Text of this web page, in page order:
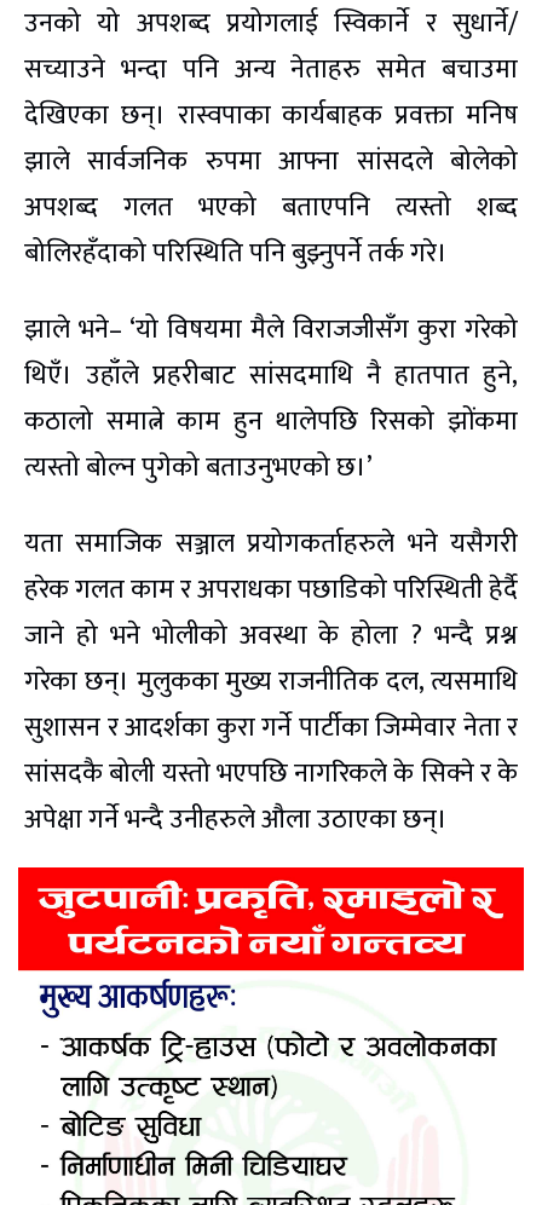
उनको यो अपशब्द प्रयोगलाई स्विकार्ने र सुधार्ने/
सच्याउने भन्दा पनि अन्य नेताहरु समेत बचाउमा
देखिएका छन्। रास्वपाका कार्यबाहक प्रवक्ता मनिष
झाले सार्वजनिक रुपमा आफ्ना सांसदले बोलेको
अपशब्द गलत भएको बताएपनि त्यस्तो शब्द
बोलिरहँदाको परिस्थिति पनि बुझ्नुपर्ने तर्क गरे।
झाले भने– ‘यो विषयमा मैले विराजजीसँग कुरा गरेको
थिएँ। उहाँले प्रहरीबाट सांसदमाथि नै हातपात हुने,
कठालो समात्ने काम हुन थालेपछि रिसको झोंकमा
त्यस्तो बोल्न पुगेको बताउनुभएको छ।’
यता समाजिक सञ्जाल प्रयोगकर्ताहरुले भने यसैगरी
हरेक गलत काम र अपराधका पछाडिको परिस्थिती हेर्दै
जाने हो भने भोलीको अवस्था के होला ? भन्दै प्रश्न
गरेका छन्। मुलुकका मुख्य राजनीतिक दल, त्यसमाथि
सुशासन र आदर्शका कुरा गर्ने पार्टीका जिम्मेवार नेता र
सांसदकै बोली यस्तो भएपछि नागरिकले के सिक्ने र के
अपेक्षा गर्ने भन्दै उनीहरुले औला उठाएका छन्।